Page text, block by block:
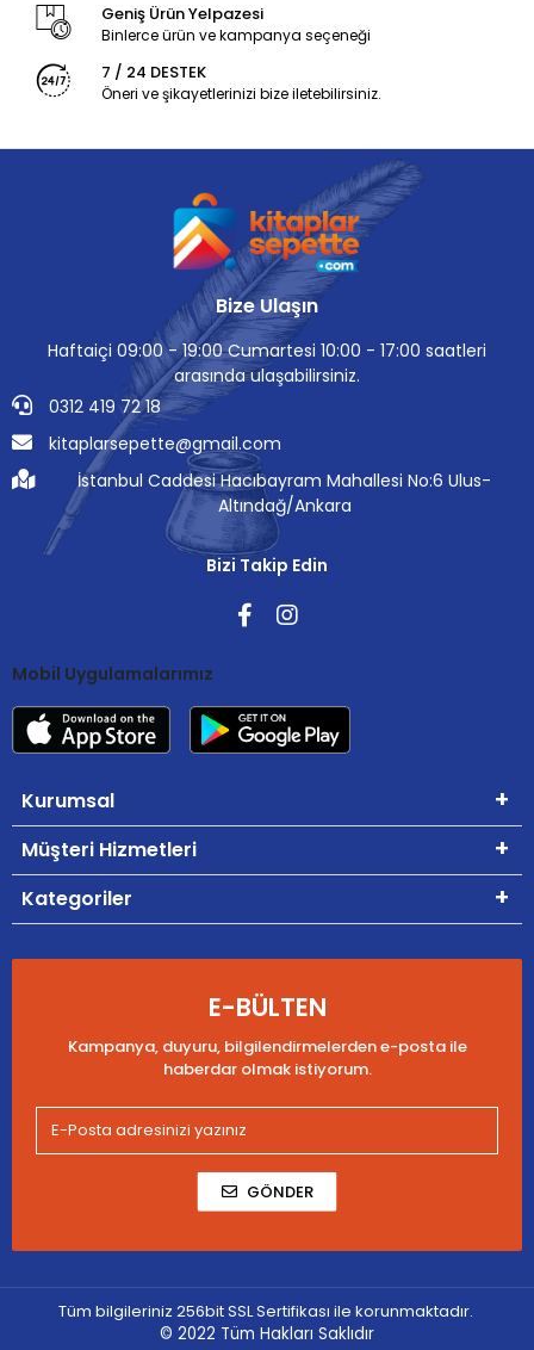
Geniş Ürün Yelpazesi
Binlerce ürün ve kampanya seçeneği
7 / 24 DESTEK
Öneri ve şikayetlerinizi bize iletebilirsiniz.
Bize Ulaşın
Haftaiçi 09:00 - 19:00 Cumartesi 10:00 - 17:00 saatleri
arasında ulaşabilirsiniz.
0312 419 72 18
kitaplarsepette@gmail.com
İstanbul Caddesi Hacıbayram Mahallesi No:6 Ulus-
Altındağ/Ankara
Bizi Takip Edin
Mobil Uygulamalarımız
Kurumsal
Müşteri Hizmetleri
Kategoriler
E-BÜLTEN
Kampanya, duyuru, bilgilendirmelerden e-posta ile
haberdar olmak istiyorum.
GÖNDER
Tüm bilgileriniz 256bit SSL Sertifikası ile korunmaktadır.
© 2022 Tüm Hakları Saklıdır